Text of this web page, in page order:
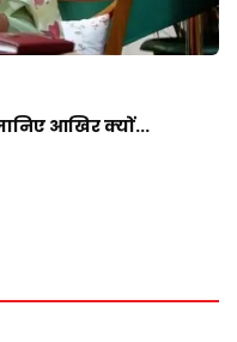
आखिर क्यों...